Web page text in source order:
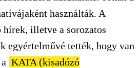
használták. A
hírek, illetve a sorozatos
egyértelművé tették, hogy van
KATA (kisadózó